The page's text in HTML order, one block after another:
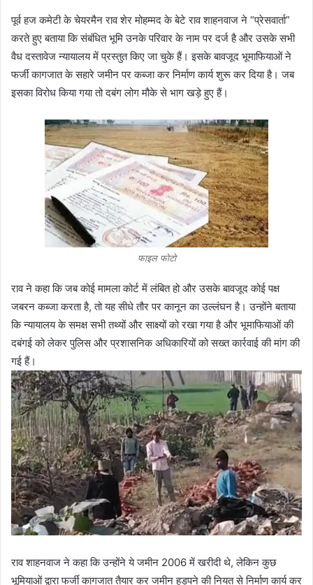
पूर्व हज कमेटी के चेयरमैन राव शेर मोहम्मद के बेटे राव शाहनवाज ने “प्रेसवार्ता”
करते हुए बताया कि संबंधित भूमि उनके परिवार के नाम पर दर्ज है और उसके सभी
वैध दस्तावेज न्यायालय में प्रस्तुत किए जा चुके हैं। इसके बावजूद भूमाफियाओं ने
फर्जी कागजात के सहारे जमीन पर कब्जा कर निर्माण कार्य शुरू कर दिया है। जब
इसका विरोध किया गया तो दबंग लोग मौके से भाग खड़े हुए हैं।
फाइल फोटो
राव ने कहा कि जब कोई मामला कोर्ट में लंबित हो और उसके बावजूद कोई पक्ष
जबरन कब्जा करता है, तो यह सीधे तौर पर कानून का उल्लंघन है। उन्होंने बताया
कि न्यायालय के समक्ष सभी तथ्यों और साक्ष्यों को रखा गया है और भूमाफियाओं की
दबंगई को लेकर पुलिस और प्रशासनिक अधिकारियों को सख्त कार्रवाई की मांग की
गई हैं।
राव शाहनवाज ने कहा कि उन्होंने ये जमीन 2006 में खरीदी थे, लेकिन कुछ
भूमियाओं द्वारा फर्जी कागजात तैयार कर जमीन हड़पने की नियत से निर्माण कार्य कर